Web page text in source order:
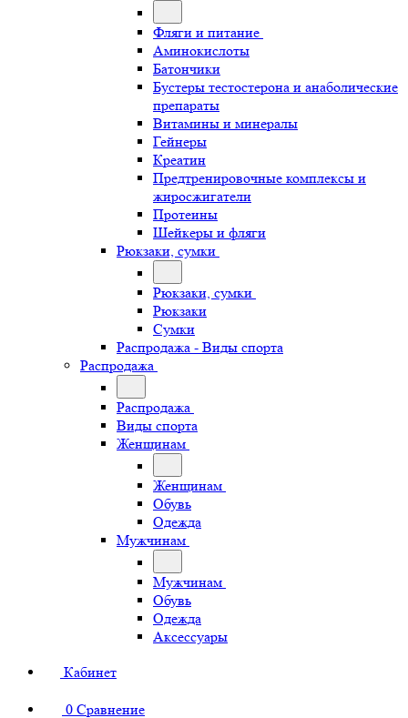
Фляги и питание
Аминокислоты
Батончики
Бустеры тестостерона и анаболические
препараты
Витамины и минералы
Гейнеры
Креатин
Предтренировочные комплексы и
жиросжигатели
Протеины
Шейкеры и фляги
Рюкзаки, сумки
Рюкзаки, сумки
Рюкзаки
Сумки
Распродажа - Виды спорта
Распродажа
Распродажа
Виды спорта
Женщинам
Женщинам
Обувь
Одежда
Мужчинам
Мужчинам
Обувь
Одежда
Аксессуары
Кабинет
0 Сравнение